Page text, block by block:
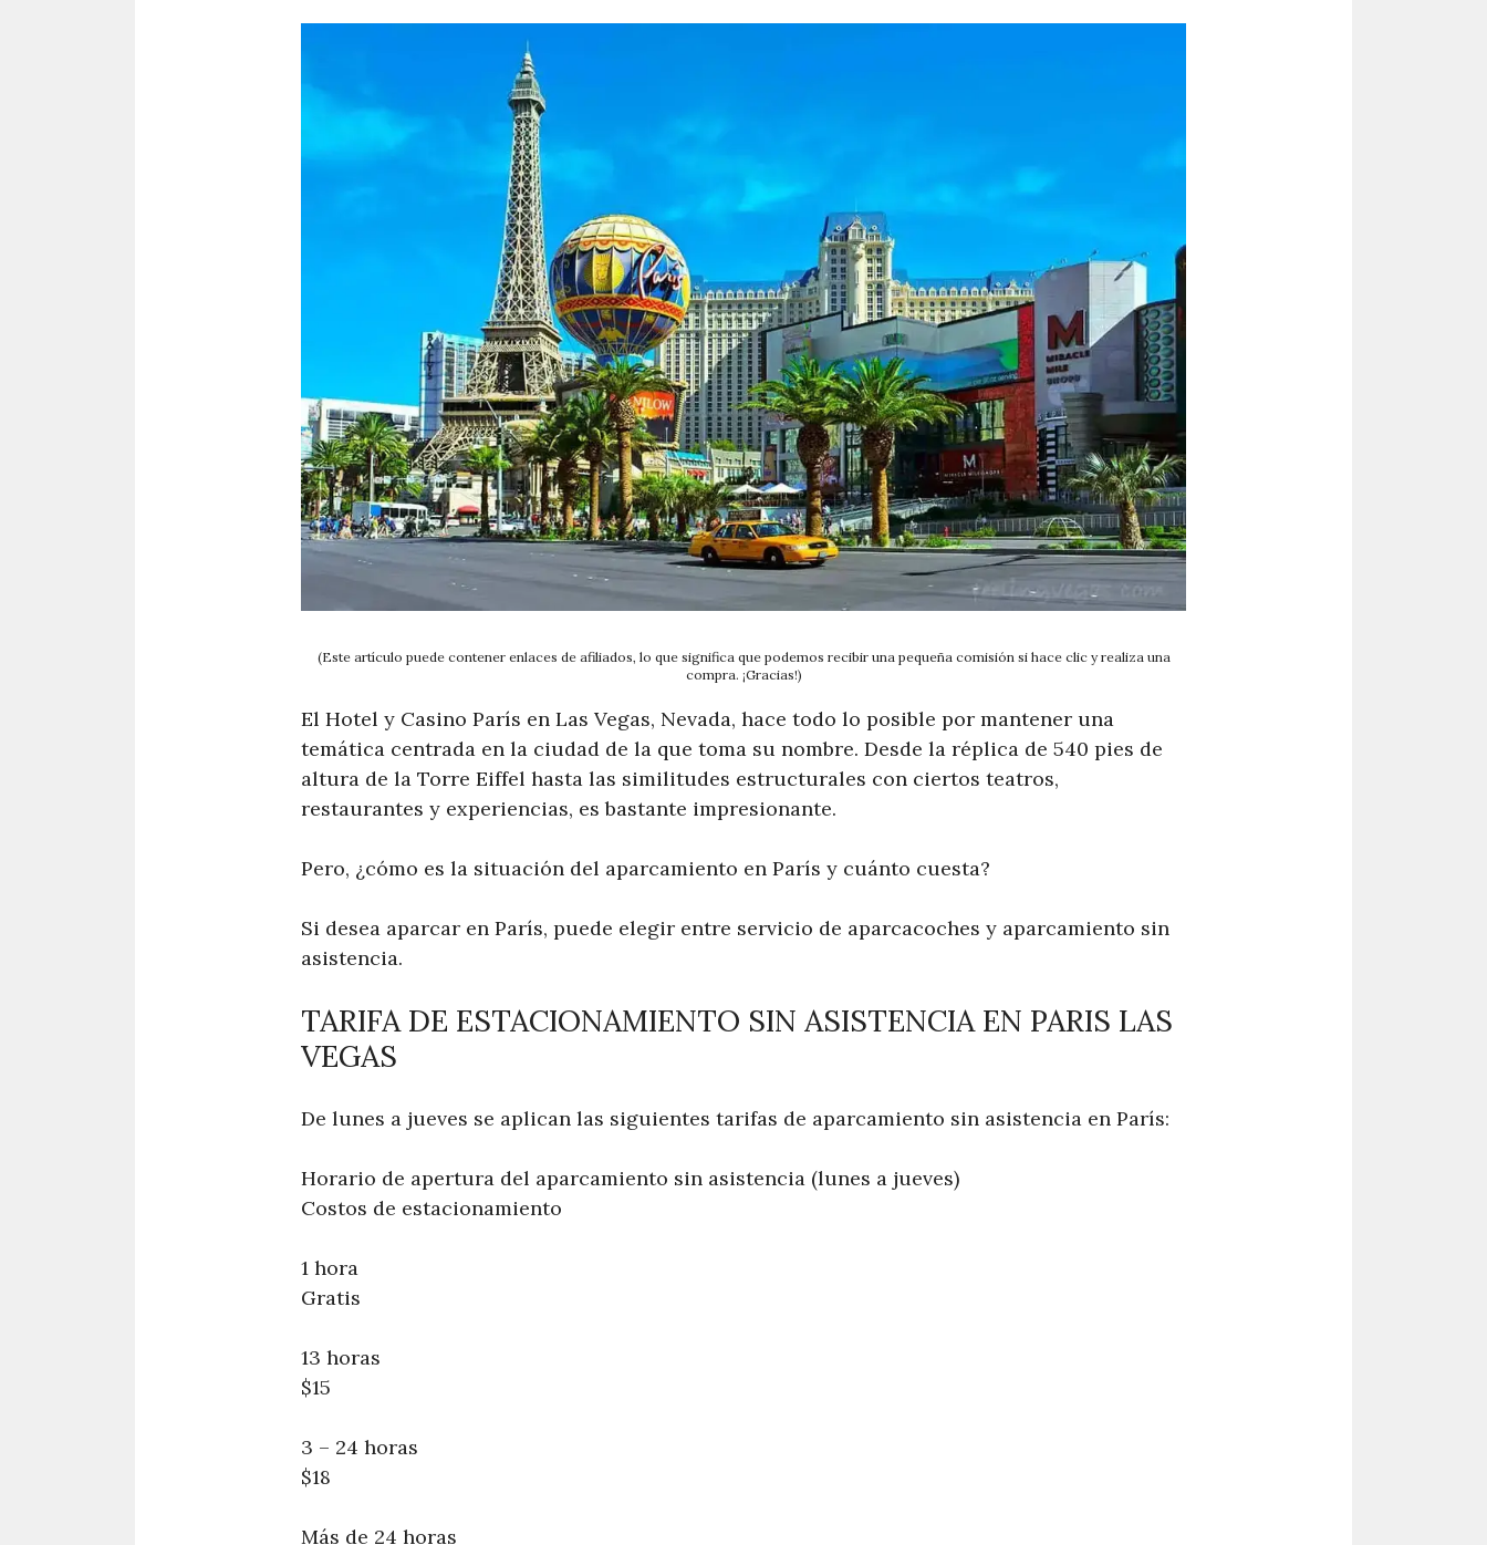
(Este artículo puede contener enlaces de afiliados, lo que significa que podemos recibir una pequeña comisión si hace clic y realiza una
compra. ¡Gracias!)
El Hotel y Casino París en Las Vegas, Nevada, hace todo lo posible por mantener una
temática centrada en la ciudad de la que toma su nombre. Desde la réplica de 540 pies de
altura de la Torre Eiffel hasta las similitudes estructurales con ciertos teatros,
restaurantes y experiencias, es bastante impresionante.
Pero, ¿cómo es la situación del aparcamiento en París y cuánto cuesta?
Si desea aparcar en París, puede elegir entre servicio de aparcacoches y aparcamiento sin
asistencia.
TARIFA DE ESTACIONAMIENTO SIN ASISTENCIA EN PARIS LAS
VEGAS
De lunes a jueves se aplican las siguientes tarifas de aparcamiento sin asistencia en París:
Horario de apertura del aparcamiento sin asistencia (lunes a jueves)
Costos de estacionamiento
1 hora
Gratis
13 horas
$15
3 – 24 horas
$18
Más de 24 horas